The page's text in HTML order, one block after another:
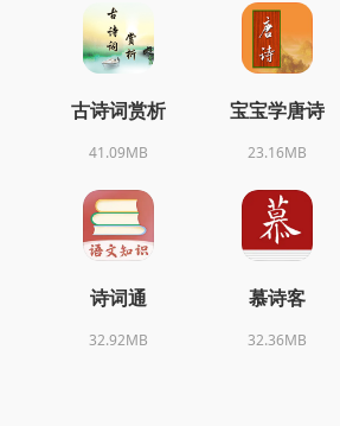
古诗词赏析
41.09MB
宝宝学唐诗
23.16MB
诗词通
32.92MB
慕诗客
32.36MB